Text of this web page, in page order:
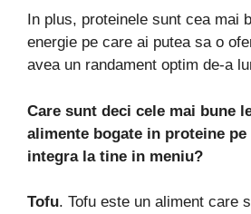
In plus, proteinele sunt cea mai
energie pe care ai putea sa o
avea un randament optim de-a
Care sunt deci cele mai bune
alimente bogate in proteine
integra la tine in meniu?
Tofu. Tofu este un aliment care